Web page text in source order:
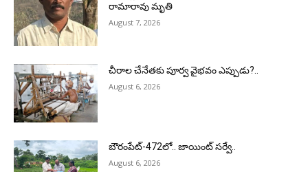
రామారావు మృతి
August 7, 2026
చీరాల చేనేతకు పూర్వ వైభవం ఎప్పుడు?..
August 6, 2026
బౌరంపేట్-472లో.. జాయింట్ సర్వే..
August 6, 2026